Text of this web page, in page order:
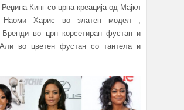
Реџина Кинг со црна креација од Мајкл
Наоми Харис во златен модел ,
Бренди во црн корсетиран фустан и
Али во цветен фустан со тантела и